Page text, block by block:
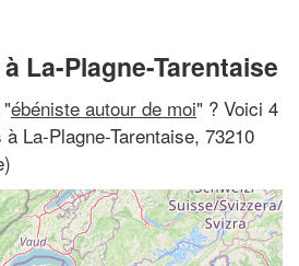
La-Plagne-Tarentaise
ébéniste autour de moi" ? Voici 4
La-Plagne-Tarentaise, 73210